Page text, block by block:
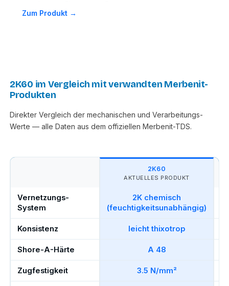
Zum Produkt →
2K60 im Vergleich mit verwandten Merbenit-
Produkten
Direkter Vergleich der mechanischen und Verarbeitungs-
Werte — alle Daten aus dem offiziellen Merbenit-TDS.
2K60
AKTUELLES PRODUKT
Vernetzungs-
System
2K chemisch
(feuchtigkeitsunabhängig)
Konsistenz leicht thixotrop
Shore-A-Härte A 48
Zugfestigkeit 3.5 N/mm²